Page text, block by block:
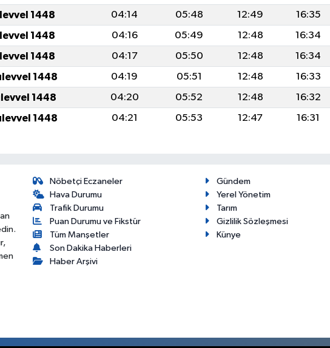
1448 04:14 05:48 12:49 16:35
1448 04:16 05:49 12:48 16:34
1448 04:17 05:50 12:48 16:34
1448 04:19 05:51 12:48 16:33
1448 04:20 05:52 12:48 16:32
1448 04:21 05:53 12:47 16:31
Nöbetçi Eczaneler
Hava Durumu
Trafik Durumu
Puan Durumu ve Fikstür
Tüm Manşetler
Son Dakika Haberleri
Haber Arşivi
Gündem
Yerel Yönetim
Tarım
Gizlilik Sözleşmesi
Künye